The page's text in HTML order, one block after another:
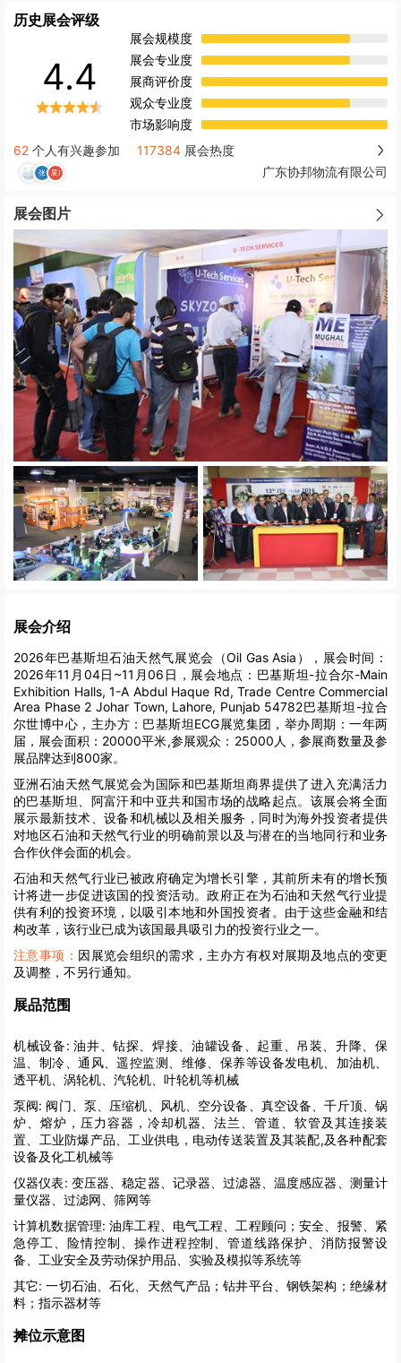
历史展会评级
4.4
展会规模度
展会专业度
展商评价度
观众专业度
市场影响度
62 个人有兴趣参加 117384 展会热度
广东协邦物流有限公司
展会图片
展会介绍
2026年巴基斯坦石油天然气展览会（Oil Gas Asia），展会时间：
2026年11月04日~11月06日，展会地点：巴基斯坦-拉合尔-Main
Exhibition Halls, 1-A Abdul Haque Rd, Trade Centre Commercial
Area Phase 2 Johar Town, Lahore, Punjab 54782巴基斯坦-拉合
尔世博中心，主办方：巴基斯坦ECG展览集团，举办周期：一年两
届，展会面积：20000平米,参展观众：25000人，参展商数量及参
展品牌达到800家。
亚洲石油天然气展览会为国际和巴基斯坦商界提供了进入充满活力
的巴基斯坦、阿富汗和中亚共和国市场的战略起点。该展会将全面
展示最新技术、设备和机械以及相关服务，同时为海外投资者提供
对地区石油和天然气行业的明确前景以及与潜在的当地同行和业务
合作伙伴会面的机会。
石油和天然气行业已被政府确定为增长引擎，其前所未有的增长预
计将进一步促进该国的投资活动。政府正在为石油和天然气行业提
供有利的投资环境，以吸引本地和外国投资者。由于这些金融和结
构改革，该行业已成为该国最具吸引力的投资行业之一。
注意事项： 因展览会组织的需求，主办方有权对展期及地点的变更
及调整，不另行通知。
展品范围
机械设备: 油井、钻探、焊接、油罐设备、起重、吊装、升降、保
温、制冷、通风、遥控监测、维修、保养等设备发电机、加油机、
透平机、涡轮机、汽轮机、叶轮机等机械
泵阀: 阀门、泵、压缩机、风机、空分设备、真空设备、千斤顶、锅
炉、熔炉，压力容器，冷却机器、法兰、管道、软管及其连接装
置、工业防爆产品、工业供电，电动传送装置及其装配,及各种配套
设备及化工机械等
仪器仪表: 变压器、稳定器、记录器、过滤器、温度感应器、测量计
量仪器、过滤网、筛网等
计算机数据管理: 油库工程、电气工程、工程顾问；安全、报警、紧
急停工、险情控制、操作进程控制、管道线路保护、消防报警设
备、工业安全及劳动保护用品、实验及模拟等系统等
其它: 一切石油、石化、天然气产品；钻井平台、钢铁架构；绝缘材
料；指示器材等
摊位示意图